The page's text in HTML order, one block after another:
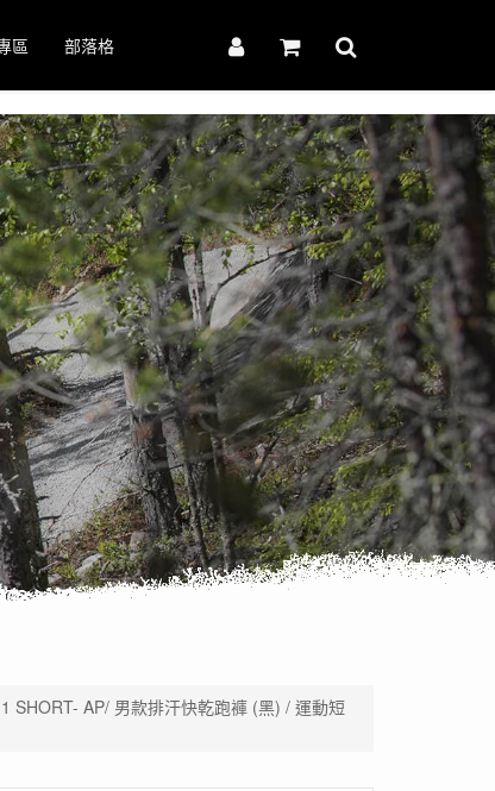
區 部落格
SHORT- AP/ 男款排汗快乾跑褲 (黑) / 運動短